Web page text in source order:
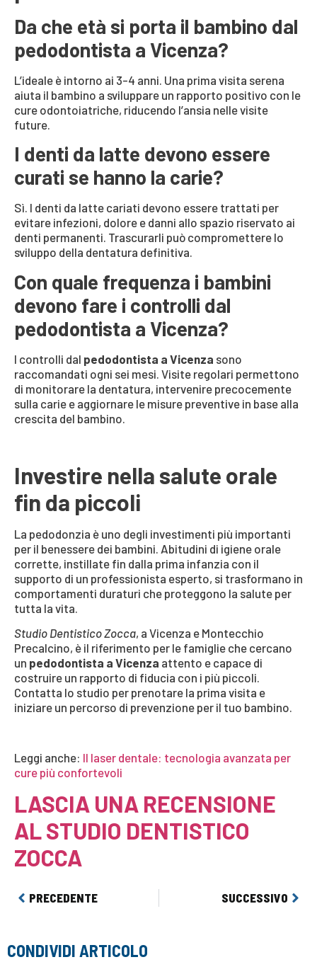
Da che età si porta il bambino dal
pedodontista a Vicenza?
L’ideale è intorno ai 3-4 anni. Una prima visita serena
aiuta il bambino a sviluppare un rapporto positivo con le
cure odontoiatriche, riducendo l’ansia nelle visite
future.
I denti da latte devono essere
curati se hanno la carie?
Sì. I denti da latte cariati devono essere trattati per
evitare infezioni, dolore e danni allo spazio riservato ai
denti permanenti. Trascurarli può compromettere lo
sviluppo della dentatura definitiva.
Con quale frequenza i bambini
devono fare i controlli dal
pedodontista a Vicenza?
I controlli dal pedodontista a Vicenza sono
raccomandati ogni sei mesi. Visite regolari permettono
di monitorare la dentatura, intervenire precocemente
sulla carie e aggiornare le misure preventive in base alla
crescita del bambino.
Investire nella salute orale
fin da piccoli
La pedodonzia è uno degli investimenti più importanti
per il benessere dei bambini. Abitudini di igiene orale
corrette, instillate fin dalla prima infanzia con il
supporto di un professionista esperto, si trasformano in
comportamenti duraturi che proteggono la salute per
tutta la vita.
Studio Dentistico Zocca, a Vicenza e Montecchio
Precalcino, è il riferimento per le famiglie che cercano
un pedodontista a Vicenza attento e capace di
costruire un rapporto di fiducia con i più piccoli.
Contatta lo studio per prenotare la prima visita e
iniziare un percorso di prevenzione per il tuo bambino.
Leggi anche: Il laser dentale: tecnologia avanzata per
cure più confortevoli
LASCIA UNA RECENSIONE
AL STUDIO DENTISTICO
ZOCCA
PRECEDENTE SUCCESSIVO
CONDIVIDI ARTICOLO